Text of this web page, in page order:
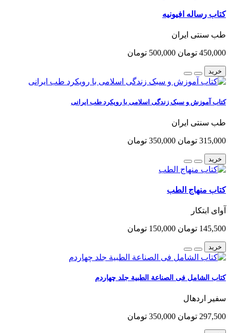
کتاب رساله افیونیه
طب سنتی ایران
450,000 تومان 500,000 تومان
خرید
کتاب آموزش و سبک زندگی اسلامی با رویکرد طب ایرانی
طب سنتی ایران
315,000 تومان 350,000 تومان
خرید
کتاب منهاج الطب
آوای ابتکار
145,500 تومان 150,000 تومان
خرید
کتاب الشامل فی الصناعة الطبیة جلد چهاردم
سفیر اردهال
297,500 تومان 350,000 تومان